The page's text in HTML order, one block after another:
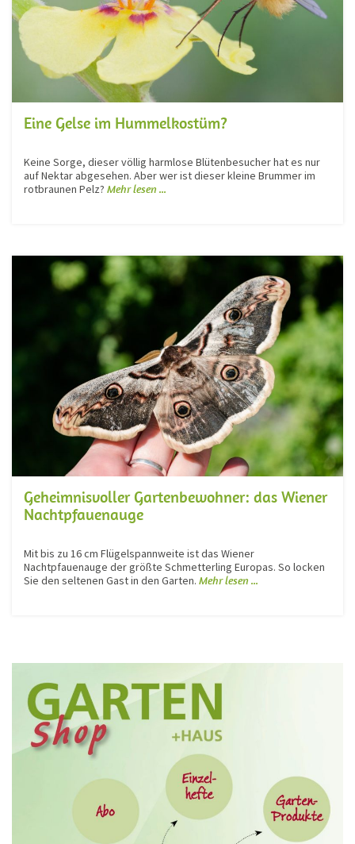
Eine Gelse im Hummelkostüm?
Keine Sorge, dieser völlig harmlose Blütenbesucher hat es nur
auf Nektar abgesehen. Aber wer ist dieser kleine Brummer im
rotbraunen Pelz? Mehr lesen ...
Geheimnisvoller Gartenbewohner: das Wiener
Nachtpfauenauge
Mit bis zu 16 cm Flügelspannweite ist das Wiener
Nachtpfauenauge der größte Schmetterling Europas. So locken
Sie den seltenen Gast in den Garten. Mehr lesen ...